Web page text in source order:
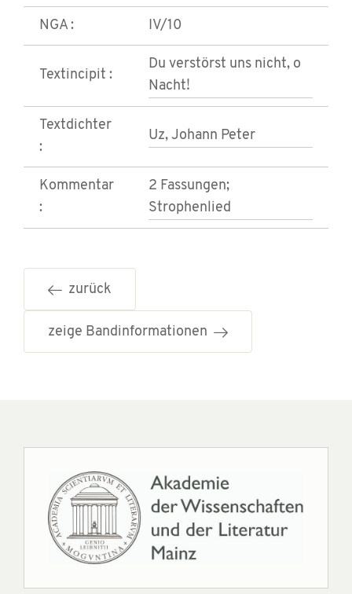
NGA : IV/10
Textincipit :
Du verstörst uns nicht, o
Nacht!
Textdichter
:
Uz, Johann Peter
Kommentar
:
2 Fassungen;
Strophenlied
zurück
zeige Bandinformationen